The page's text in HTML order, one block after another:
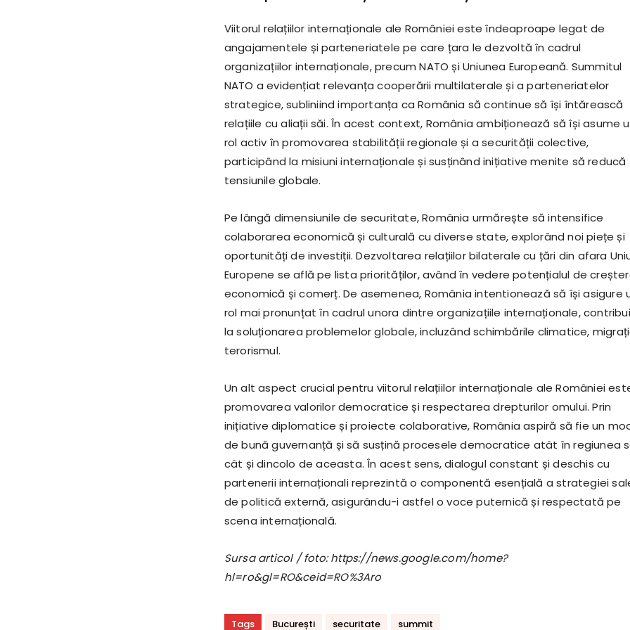
Viitorul relațiilor internaționale ale României este îndeaproape legat de
angajamentele și parteneriatele pe care țara le dezvoltă în cadrul
organizațiilor internaționale, precum NATO și Uniunea Europeană. Summitul
NATO a evidențiat relevanța cooperării multilaterale și a parteneriatelor
strategice, subliniind importanța ca România să continue să își întărească
relațiile cu aliații săi. În acest context, România ambiționează să își asume
rol activ în promovarea stabilității regionale și a securității colective,
participând la misiuni internaționale și susținând inițiative menite să reducă
tensiunile globale.
Pe lângă dimensiunile de securitate, România urmărește să intensifice
colaborarea economică și culturală cu diverse state, explorând noi piețe și
oportunități de investiții. Dezvoltarea relațiilor bilaterale cu țări din afara
Europene se află pe lista priorităților, având în vedere potențialul de
economică și comerț. De asemenea, România intentionează să își asigure
rol mai pronunțat în cadrul unora dintre organizațiile internaționale,
la soluționarea problemelor globale, incluzând schimbările climatice,
terorismul.
Un alt aspect crucial pentru viitorul relațiilor internaționale ale României
promovarea valorilor democratice și respectarea drepturilor omului. Prin
inițiative diplomatice și proiecte colaborative, România aspiră să fie un
de bună guvernanță și să susțină procesele democratice atât în regiunea
cât și dincolo de aceasta. În acest sens, dialogul constant și deschis cu
partenerii internaționali reprezintă o componentă esențială a strategiei
de politică externă, asigurându-i astfel o voce puternică și respectată pe
scena internațională.
Sursa articol / foto: https://news.google.com/home?
hl=ro&gl=RO&ceid=RO%3Aro
Tags București securitate summit